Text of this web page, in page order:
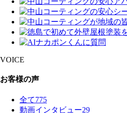
VOICE
お客様の声
全て775
動画インタビュー29